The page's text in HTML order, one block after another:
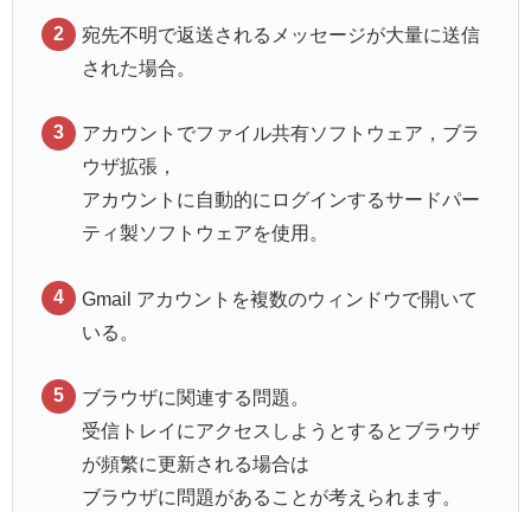
宛先不明で返送されるメッセージが大量に送信
された場合。
アカウントでファイル共有ソフトウェア，ブラ
ウザ拡張，
アカウントに自動的にログインするサードパー
ティ製ソフトウェアを使用。
Gmail アカウントを複数のウィンドウで開いて
いる。
ブラウザに関連する問題。
受信トレイにアクセスしようとするとブラウザ
が頻繁に更新される場合は
ブラウザに問題があることが考えられます。